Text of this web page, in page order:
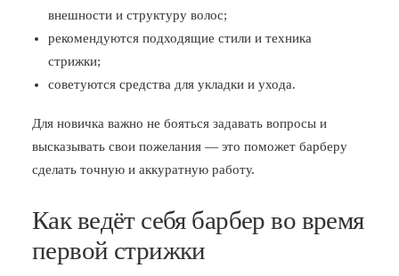
внешности и структуру волос;
рекомендуются подходящие стили и техника
стрижки;
советуются средства для укладки и ухода.
Для новичка важно не бояться задавать вопросы и
высказывать свои пожелания — это поможет барберу
сделать точную и аккуратную работу.
Как ведёт себя барбер во время
первой стрижки